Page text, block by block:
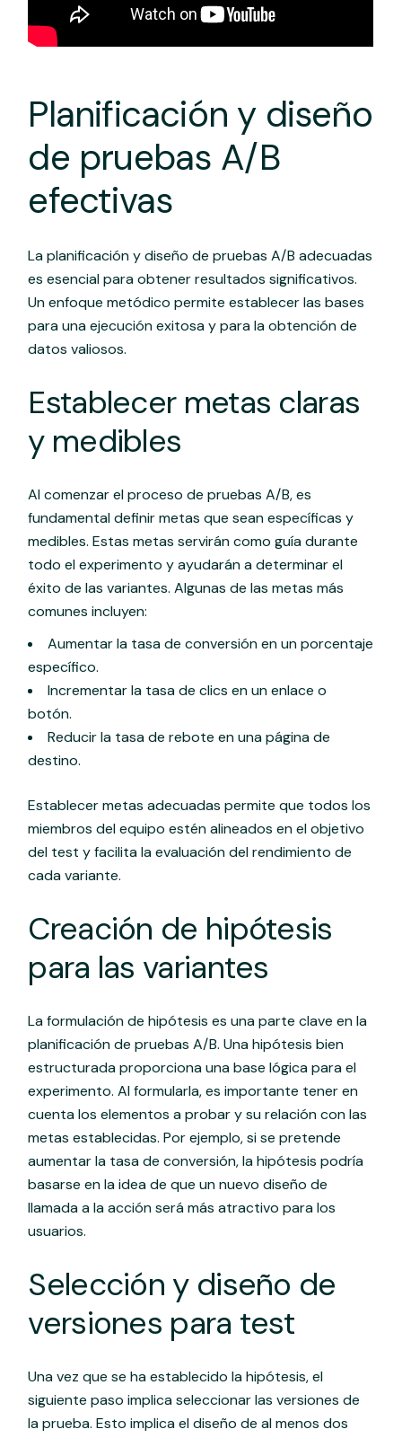
Planificación y diseño
de pruebas A/B
efectivas
La planificación y diseño de pruebas A/B adecuadas
es esencial para obtener resultados significativos.
Un enfoque metódico permite establecer las bases
para una ejecución exitosa y para la obtención de
datos valiosos.
Establecer metas claras
y medibles
Al comenzar el proceso de pruebas A/B, es
fundamental definir metas que sean específicas y
medibles. Estas metas servirán como guía durante
todo el experimento y ayudarán a determinar el
éxito de las variantes. Algunas de las metas más
comunes incluyen:
Aumentar la tasa de conversión en un porcentaje
específico.
Incrementar la tasa de clics en un enlace o
botón.
Reducir la tasa de rebote en una página de
destino.
Establecer metas adecuadas permite que todos los
miembros del equipo estén alineados en el objetivo
del test y facilita la evaluación del rendimiento de
cada variante.
Creación de hipótesis
para las variantes
La formulación de hipótesis es una parte clave en la
planificación de pruebas A/B. Una hipótesis bien
estructurada proporciona una base lógica para el
experimento. Al formularla, es importante tener en
cuenta los elementos a probar y su relación con las
metas establecidas. Por ejemplo, si se pretende
aumentar la tasa de conversión, la hipótesis podría
basarse en la idea de que un nuevo diseño de
llamada a la acción será más atractivo para los
usuarios.
Selección y diseño de
versiones para test
Una vez que se ha establecido la hipótesis, el
siguiente paso implica seleccionar las versiones de
la prueba. Esto implica el diseño de al menos dos